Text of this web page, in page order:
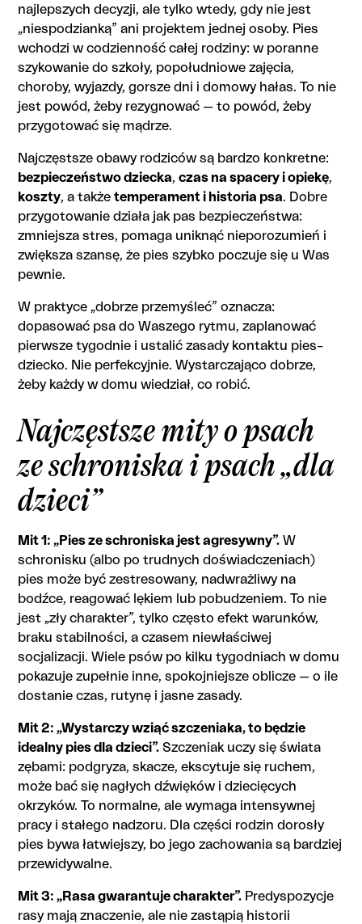
Jakie sygnały mogą świadczyć o stresie psa
przy dzieciach?
Czy dzieci mogą wyprowadzać adoptowanego
psa na spacery?
Kiedy warto skonsultować się z behawiorystą
po adopcji?
najlepszych decyzji, ale tylko wtedy, gdy nie jest
„niespodzianką” ani projektem jednej osoby. Pies
wchodzi w codzienność całej rodziny: w poranne
szykowanie do szkoły, popołudniowe zajęcia,
choroby, wyjazdy, gorsze dni i domowy hałas. To nie
jest powód, żeby rezygnować — to powód, żeby
przygotować się mądrze.
Najczęstsze obawy rodziców są bardzo konkretne:
bezpieczeństwo dziecka,czas na spacery i opiekę,
koszty, a takżetemperament i historia psa. Dobre
przygotowanie działa jak pas bezpieczeństwa:
zmniejsza stres, pomaga uniknąć nieporozumień i
zwiększa szansę, że pies szybko poczuje się u Was
pewnie.
W praktyce „dobrze przemyśleć” oznacza:
dopasować psa do Waszego rytmu, zaplanować
pierwsze tygodnie i ustalić zasady kontaktu pies–
dziecko. Nie perfekcyjnie. Wystarczająco dobrze,
żeby każdy w domu wiedział, co robić.
Najczęstsze mity o psach
ze schroniska i psach „dla
dzieci”
Mit 1: „Pies ze schroniska jest agresywny”. W
schronisku (albo po trudnych doświadczeniach)
pies może być zestresowany, nadwrażliwy na
bodźce, reagować lękiem lub pobudzeniem. To nie
jest „zły charakter”, tylko często efekt warunków,
braku stabilności, a czasem niewłaściwej
socjalizacji. Wiele psów po kilku tygodniach w domu
pokazuje zupełnie inne, spokojniejsze oblicze — o ile
dostanie czas, rutynę i jasne zasady.
Mit 2: „Wystarczy wziąć szczeniaka, to będzie
idealny pies dla dzieci”. Szczeniak uczy się świata
zębami: podgryza, skacze, ekscytuje się ruchem,
może bać się nagłych dźwięków i dziecięcych
okrzyków. To normalne, ale wymaga intensywnej
pracy i stałego nadzoru. Dla części rodzin dorosły
pies bywa łatwiejszy, bo jego zachowania są bardziej
przewidywalne.
Mit 3: „Rasa gwarantuje charakter”. Predyspozycje
rasy mają znaczenie, ale nie zastąpią historii